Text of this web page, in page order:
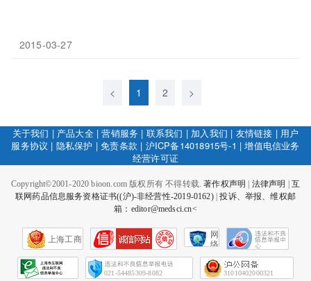
2015-03-27
< 1 2 >
关于我们 | 产品大全|营销服务 | 联系我们 | 加入我们 | 友情链接 | 用户
服务协议 | 隐私保护 |免责条款 | 沪ICP备14018915号-1 |增值电信业务
经营许可证
Copyright©2001-2020 bioon.com 版权所有 不得转载.著作权声明 法律声明
互
联网药品信息服务资格证书((沪)-非经营性-2019-0162)|投诉、举报、维权邮
箱：editor@medsci.cn<
上海工商
网
络
会
征
021-54485309-8082 31010402000321